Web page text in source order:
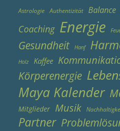
Astrologie Authentizität Balance
Coaching Energie
Gesundheit Hanf
Holz Kaffee
Körperenergie
Maya Kalender
Mitglieder Musik
Partner